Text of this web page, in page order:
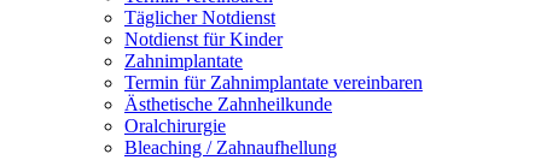
Täglicher Notdienst
Notdienst für Kinder
Zahnimplantate
Termin für Zahnimplantate vereinbaren
Ästhetische Zahnheilkunde
Oralchirurgie
Bleaching / Zahnaufhellung